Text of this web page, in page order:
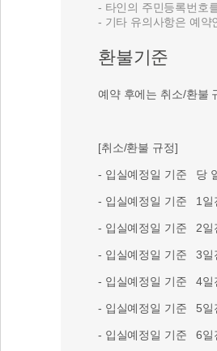
- 타인의 주민등록번호
- 기타 유의사항은 예약
환불기준
예약 후에는 취소/환불
[취소/환불 규정]
- 입실예정일 기준
- 입실예정일 기준 1
- 입실예정일 기준 2
- 입실예정일 기준 3
- 입실예정일 기준 4
- 입실예정일 기준 5
- 입실예정일 기준 6